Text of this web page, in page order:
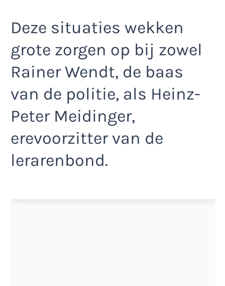
Deze situaties wekken
grote zorgen op bij zowel
Rainer Wendt, de baas
van de politie, als Heinz-
Peter Meidinger,
erevoorzitter van de
lerarenbond.